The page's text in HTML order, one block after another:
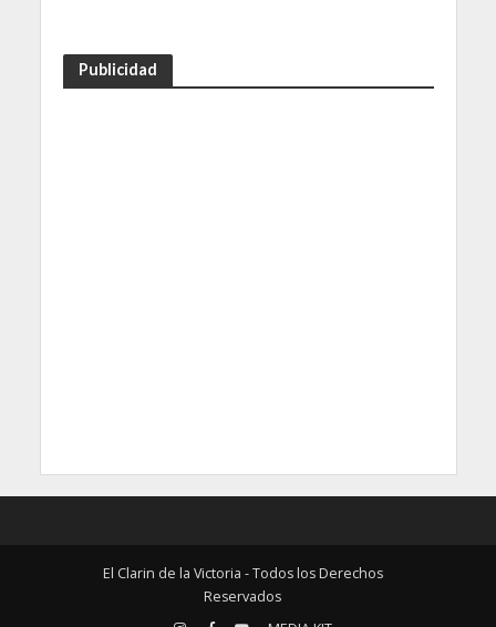
Publicidad
El Clarin de la Victoria - Todos los Derechos
Reservados